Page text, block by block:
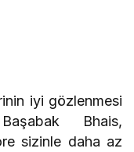
iyi gözlenmesi
Bhais,
sizinle daha az